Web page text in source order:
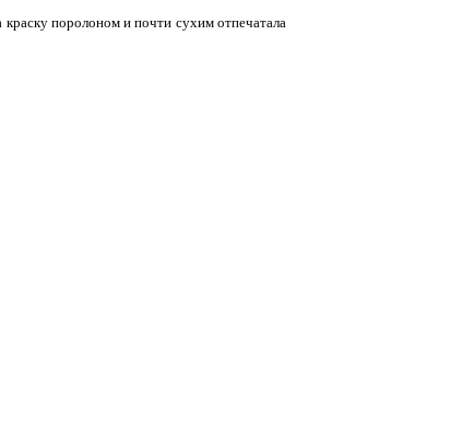
краску поролоном и почти сухим отпечатала